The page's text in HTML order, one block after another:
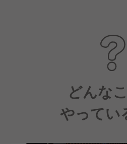
どんな
やってい